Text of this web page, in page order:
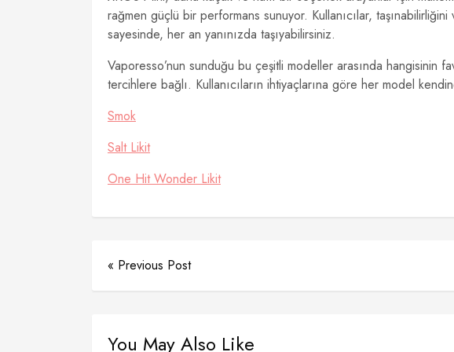
rağmen güçlü bir performans sunuyor. Kullanıcılar, taşınabilirliğini
sayesinde, her an yanınızda taşıyabilirsiniz.
Vaporesso’nun sunduğu bu çeşitli modeller arasında hangisinin
tercihlere bağlı. Kullanıcıların ihtiyaçlarına göre her model
Smok
Salt Likit
One Hit Wonder Likit
« Previous Post
You May Also Like